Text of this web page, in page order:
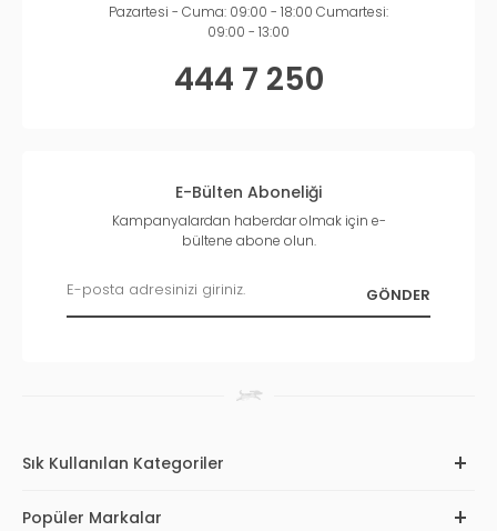
Pazartesi - Cuma: 09:00 - 18:00 Cumartesi:
09:00 - 13:00
444 7 250
E-Bülten Aboneliği
Kampanyalardan haberdar olmak için e-
bültene abone olun.
Sık Kullanılan Kategoriler
Popüler Markalar